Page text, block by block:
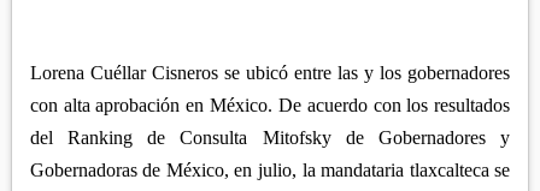
Lorena Cuéllar Cisneros se ubicó entre las y los gobernadores
con alta aprobación en México. De acuerdo con los resultados
del Ranking de Consulta Mitofsky de Gobernadores y
Gobernadoras de México, en julio, la mandataria tlaxcalteca se